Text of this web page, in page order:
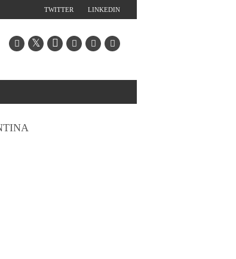
LINKEDIN
TWITTER
Vidal para destrabar el conflicto salarial,
nueva medida de fuerza con movilización.